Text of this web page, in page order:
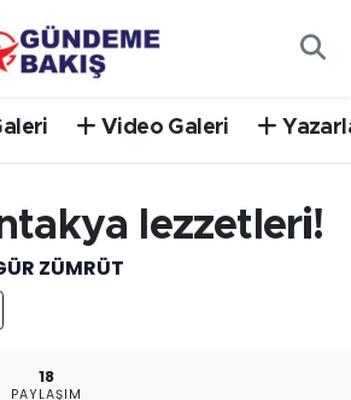
Video Galeri
lezzetleri!
ZÜMRÜT
18
PAYLAŞIM
Durumu ve Fikstür